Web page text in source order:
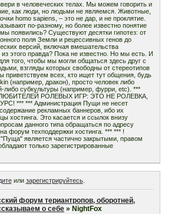
в человеческих телах. Мы можем говорить и
как люди, но людьми не являемся. Животные,
homo sapiens, – это не дар, и не проклятие.
по-разному, но более известно понятие
появились? Существуют десятки гипотез: от
поля Земли и рецессивных генов до
версий, включая вмешательства
этого правда? Пока не известно. Но мы есть. И
того, чтобы мы могли общаться здесь друг с
взгляды которых свободны от стереотипов
приветствуем всех, кто ищет тут общения, будь
(например, дракон), просто человек либо
либо субкультуры (например, фурри, etc). ***
РОЛЕВЫХ ИГР: ЭТО НЕ РОЛЕВКА,
*** *** Администрация Пущи не несет
рекламных баннеров, ибо их
хостинга. Это касается и ссылок внизу
данного типа обращаться по адресу
форум техподдержки хостинга. *** *** !
является частично закрытыми, правом
только зарегистрированные
или зарегистрируйтесь.
форум териантропов, оборотней,
о себе » NightFox